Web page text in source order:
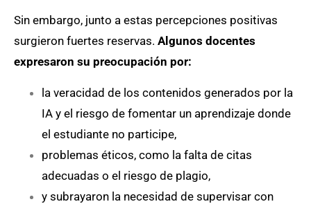
Sin embargo, junto a estas percepciones positivas
surgieron fuertes reservas. Algunos docentes
expresaron su preocupación por:
la veracidad de los contenidos generados por la
IA y el riesgo de fomentar un aprendizaje donde
el estudiante no participe,
problemas éticos, como la falta de citas
adecuadas o el riesgo de plagio,
y subrayaron la necesidad de supervisar con